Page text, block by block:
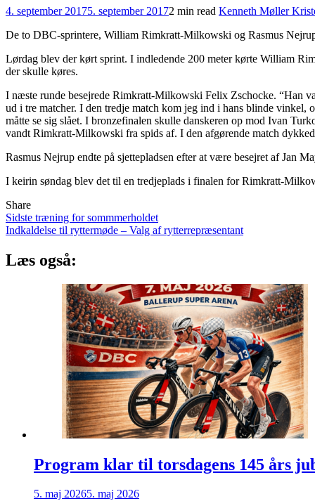
4. september 20175. september 20172 min read Kenneth Møller
De to DBC-sprintere, William Rimkratt-Milkowski og Rasmus
Lørdag blev der kørt sprint. I indledende 200 meter kørte William
der skulle køres.
I næste runde besejrede Rimkratt-Milkowski Felix Zschocke. “Han
ud i tre matcher. I den tredje match kom jeg ind i hans blinde
måtte se sig slået. I bronzefinalen skulle danskeren op mod Ivan
vandt Rimkratt-Milkowski fra spids af. I den afgørende match
Rasmus Nejrup endte på sjettepladsen efter at være besejret af Jan
I keirin søndag blev det til en tredjeplads i finalen forRimkratt-
Share
Indlægsnavigation
Sidste træning for sommmerholdet
Indkaldelse til ryttermøde – Valg af rytterrepræsentant
Læs også:
Program klar til torsdagens 145 års
5. maj 20265. maj 2026